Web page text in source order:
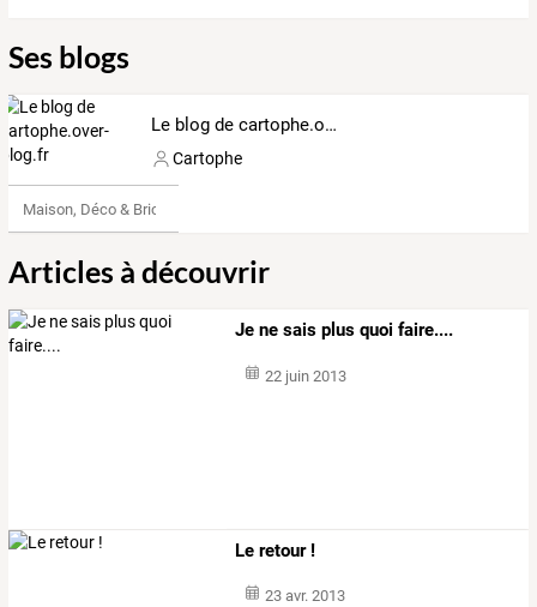
Ses blogs
Le blog de cartophe.over-blog.fr
Cartophe
Maison, Déco & Bricolage
Articles à découvrir
Je ne sais plus quoi faire....
22 juin 2013
Le retour !
23 avr. 2013